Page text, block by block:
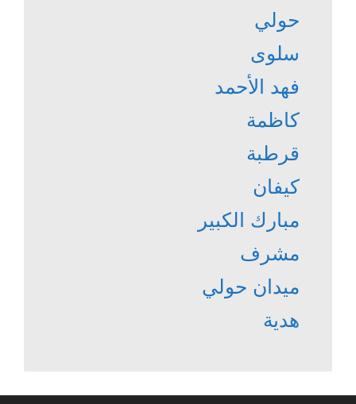
حولي
سلوى
فهد الأحمد
كاظمة
قرطبة
كيفان
مبارك الكبير
مشرف
ميدان حولي
هدية